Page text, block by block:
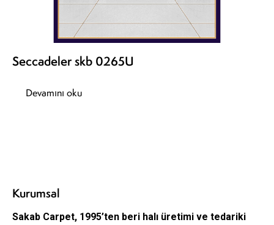
Seccadeler skb 0265U
Devamını oku
Kurumsal
Sakab Carpet, 1995’ten beri halı üretimi ve tedariki